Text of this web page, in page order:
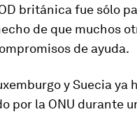
británica fue sólo
de que muchos
de ayuda.
y Suecia ya
por la ONU durante